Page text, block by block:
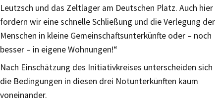
Leutzsch und das Zeltlager am Deutschen Platz. Auch hier
fordern wir eine schnelle Schließung und die Verlegung der
Menschen in kleine Gemeinschaftsunterkünfte oder – noch
besser – in eigene Wohnungen!“
Nach Einschätzung des Initiativkreises unterscheiden sich
die Bedingungen in diesen drei Notunterkünften kaum
voneinander.